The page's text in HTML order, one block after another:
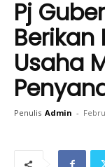
Pj
Usaha
Penulis Admin -